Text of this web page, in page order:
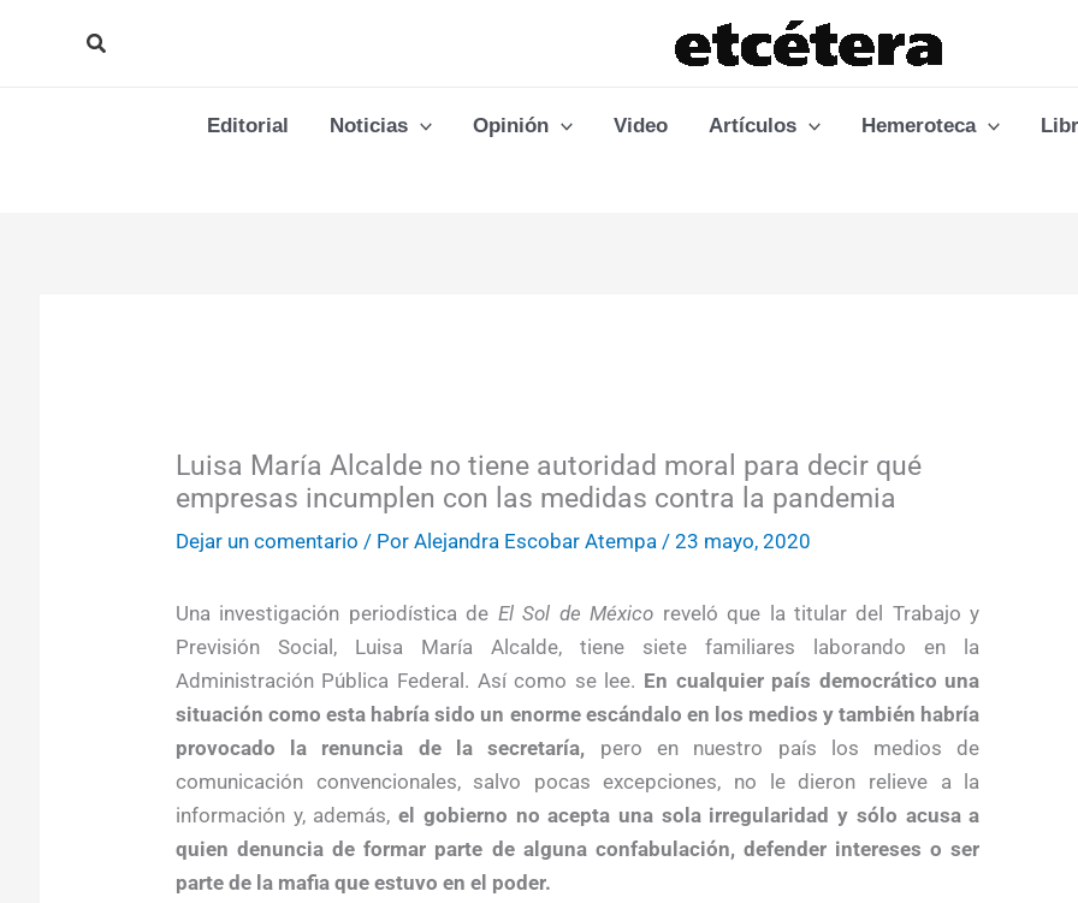
Buscar
Editorial Noticias Opinión Video Artículos Hemeroteca
Luisa María Alcalde no tiene autoridad moral para decir qué
empresas incumplen con las medidas contra la pandemia
Dejar un comentario / Por Alejandra Escobar Atempa / 23 mayo, 2020
Una investigación periodística de El Sol de México reveló que la titular del Trabajo y
Previsión Social, Luisa María Alcalde, tiene siete familiares laborando en la
Administración Pública Federal. Así como se lee. En cualquier país democrático una
situación como esta habría sido un enorme escándalo en los medios y también habría
provocado la renuncia de la secretaría, pero en nuestro país los medios de
comunicación convencionales, salvo pocas excepciones, no le dieron relieve a la
información y, además,el gobierno no acepta una sola irregularidad y sólo acusa a
quien denuncia de formar parte de alguna confabulación, defender intereses o ser
parte de la mafia que estuvo en el poder.